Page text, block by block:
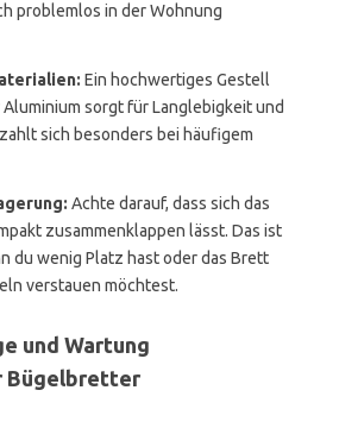
problemlos in der Wohnung
Ein hochwertiges Gestell
sorgt für Langlebigkeit und
sich besonders bei häufigem
Achte darauf, dass sich das
zusammenklappen lässt. Das ist
du wenig Platz hast oder das Brett
verstauen möchtest.
und Wartung
Bügelbretter